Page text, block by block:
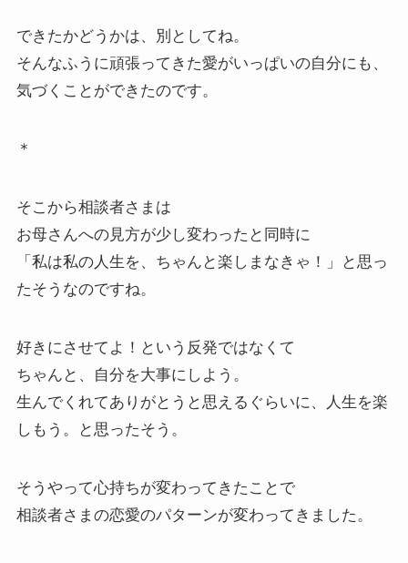
できたかどうかは、別としてね。
そんなふうに頑張ってきた愛がいっぱいの自分にも、
気づくことができたのです。
＊
そこから相談者さまは
お母さんへの見方が少し変わったと同時に
「私は私の人生を、ちゃんと楽しまなきゃ！」と思っ
たそうなのですね。
好きにさせてよ！という反発ではなくて
ちゃんと、自分を大事にしよう。
生んでくれてありがとうと思えるぐらいに、人生を楽
しもう。と思ったそう。
そうやって心持ちが変わってきたことで
相談者さまの恋愛のパターンが変わってきました。